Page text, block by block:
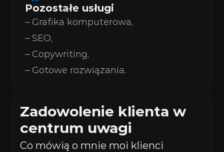
Pozostałe usługi
– Grafika komputerowa,
– SEO,
– Copywriting,
– Gotowe rozwiązania.
Zadowolenie klienta w
centrum uwagi
Co mówią o mnie moi klienci